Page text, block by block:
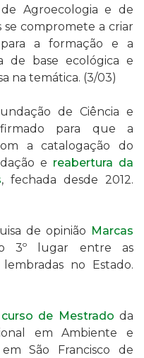
Agroecologia e de
compromete a criar
a formação e a
de base ecológica e
na temática. (3/03)
de Ciência e
para que a
a catalogação do
e reabertura da
, fechada desde 2012.
de opinião Marcas
3º lugar entre as
no Estado.
de Mestrado da
em Ambiente e
São Francisco de